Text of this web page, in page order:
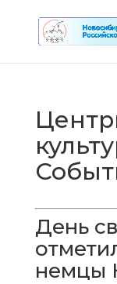
День
немцы